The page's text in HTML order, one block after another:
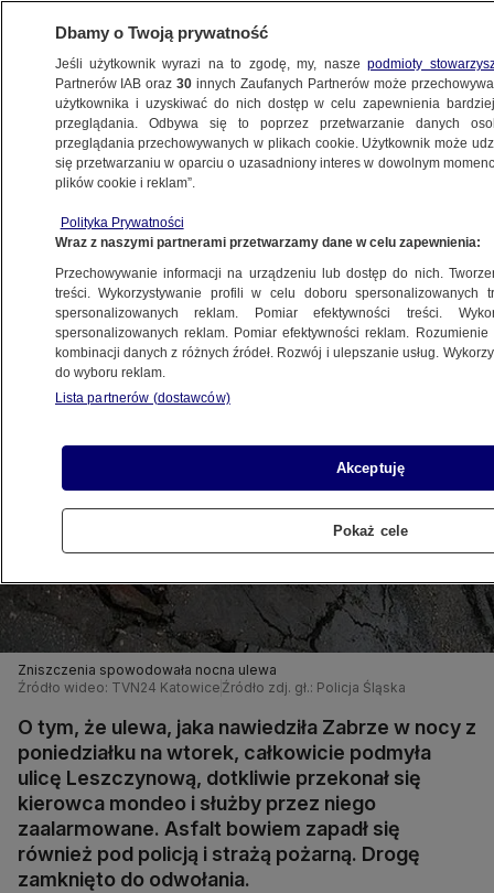
POLSKA
osobówka, policja i straż
20.08.2013, 13:39Aktualizacja: 20.08.2013, 18:04
Udostępnij
Zniszczenia spowodowała nocna ulewa
Źródło wideo: TVN24 Katowice Źródło zdj. gł.: Policja Śląska
O tym, że ulewa, jaka nawiedziła Zabrze w nocy z
poniedziałku na wtorek, całkowicie podmyła
ulicę Leszczynową, dotkliwie przekonał się
kierowca mondeo i służby przez niego
zaalarmowane. Asfalt bowiem zapadł się
również pod policją i strażą pożarną. Drogę
zamknięto do odwołania.
Dbamy o Twoją prywatność
Jeśli użytkownik wyrazi na to zgodę, my, naszepodmioty
Partnerów IAB oraz30 innych Zaufanych Partnerów może
użytkownika i uzyskiwać do nich dostęp w celu zapewnienia
przeglądania. Odbywa się to poprzez przetwarzanie danych
przeglądania przechowywanych w plikach cookie. Użytkownik może
się przetwarzaniu w oparciu o uzasadniony interes w dowolnym
plików cookie i reklam”.
Polityka Prywatności
Wraz z naszymi partnerami przetwarzamy dane w celu zapewnienia:
Przechowywanie informacji na urządzeniu lub dostęp do nich.
treści. Wykorzystywanie profili w celu doboru spersonalizowanych
spersonalizowanych reklam. Pomiar efektywności treści.
spersonalizowanych reklam. Pomiar efektywności reklam.
kombinacji danych z różnych źródeł. Rozwój i ulepszanie usług.
do wyboru reklam.
Lista partnerów (dostawców)
Akceptuję
Pokaż cele